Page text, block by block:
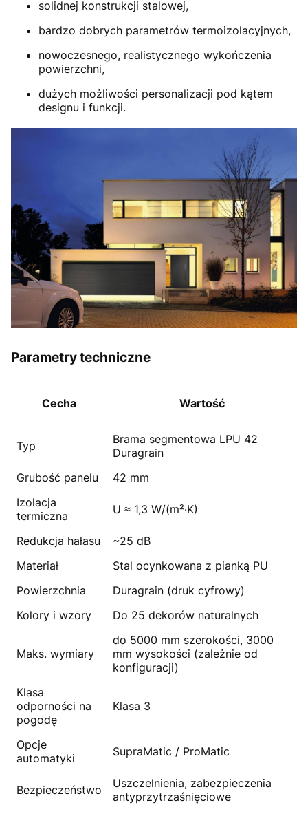
solidnej konstrukcji stalowej,
bardzo dobrych parametrów termoizolacyjnych,
nowoczesnego, realistycznego wykończenia
powierzchni,
dużych możliwości personalizacji pod kątem
designu i funkcji.
Parametry techniczne
Cecha Wartość
Typ
Brama segmentowa LPU 42
Duragrain
Grubość panelu
42 mm
Izolacja
termiczna
U ≈ 1,3 W/(m²·K)
Redukcja hałasu
~25 dB
Materiał
Stal ocynkowana z pianką PU
Powierzchnia
Duragrain (druk cyfrowy)
Kolory i wzory
Do 25 dekorów naturalnych
Maks. wymiary
do 5000 mm szerokości, 3000
mm wysokości (zależnie od
konfiguracji)
Klasa
odporności na
pogodę
Klasa 3
Opcje
automatyki
SupraMatic / ProMatic
Bezpieczeństwo
Uszczelnienia, zabezpieczenia
antyprzytrzaśnięciowe